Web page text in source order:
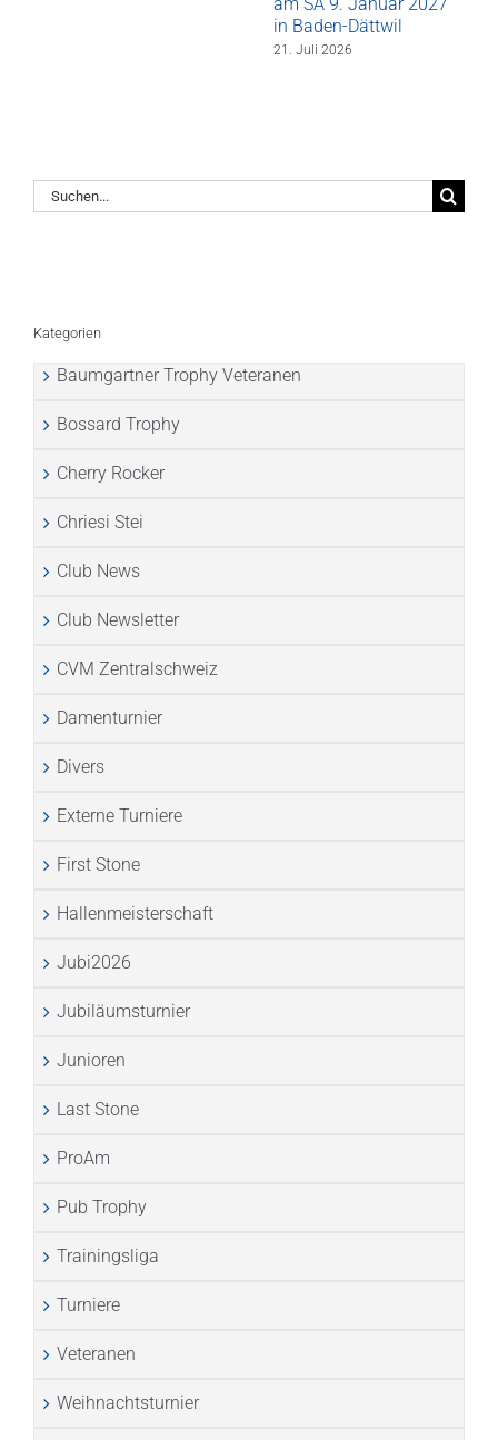
in Baden-Dättwil
21. Juli 2026
Suche
nach:
Kategorien
Baumgartner Trophy Veteranen
Bossard Trophy
Cherry Rocker
Chriesi Stei
Club News
Club Newsletter
CVM Zentralschweiz
Damenturnier
Divers
Externe Turniere
First Stone
Hallenmeisterschaft
Jubi2026
Jubiläumsturnier
Junioren
Last Stone
ProAm
Pub Trophy
Trainingsliga
Turniere
Veteranen
Weihnachtsturnier